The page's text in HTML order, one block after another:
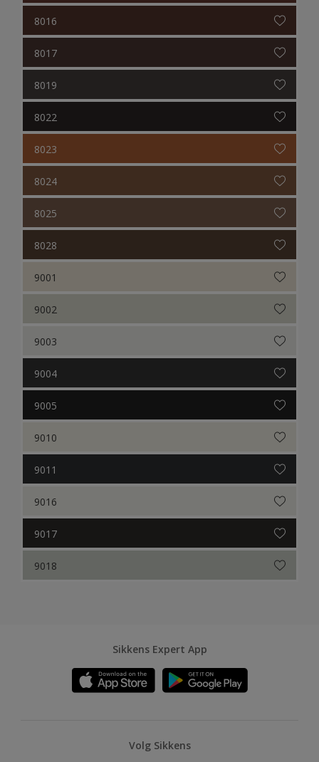
8016
8017
8019
8022
8023
8024
8025
8028
9001
9002
9003
9004
9005
9010
9011
9016
9017
9018
Sikkens Expert App
Volg Sikkens